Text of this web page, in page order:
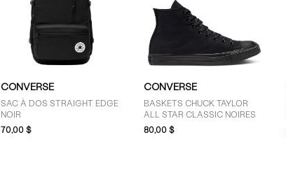
CONVERSE
SAC À DOS STRAIGHT EDGE
NOIR
70,00 $
CONVERSE
BASKETS CHUCK TAYLOR
ALL STAR CLASSIC NOIRES
80,00 $